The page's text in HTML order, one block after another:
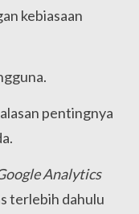
kebiasaan
pentingnya
Analytics
terlebih dahulu